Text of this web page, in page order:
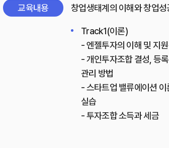
교육내용 창업생태계의 이해와 창업
Track1(이론)
- 엔젤투자의 이해 및 지
- 개인투자조합 결성, 등록
관리 방법
- 스타트업 밸류에이션 이
실습
- 투자조합 소득과 세금